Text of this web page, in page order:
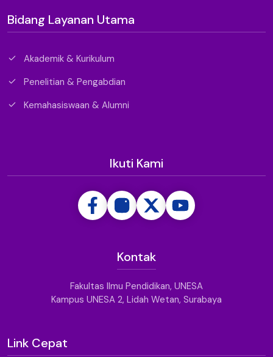
Bidang Layanan Utama
Akademik & Kurikulum
Penelitian & Pengabdian
Kemahasiswaan & Alumni
Ikuti Kami
Kontak
Fakultas Ilmu Pendidikan, UNESA
Kampus UNESA 2, Lidah Wetan, Surabaya
Link Cepat